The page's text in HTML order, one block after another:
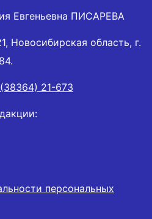
Евгеньевна ПИСАРЕВА
Новосибирская область, г.
21-673
персональных